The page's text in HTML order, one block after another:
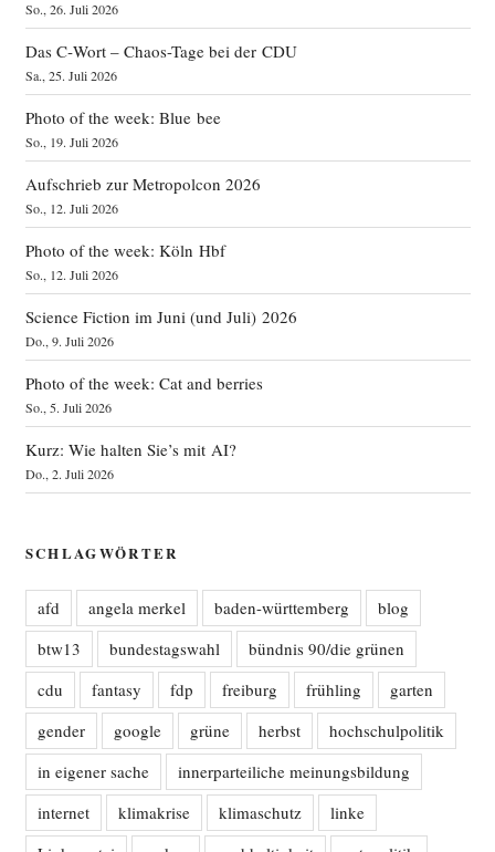
So., 26. Juli 2026
Das C‑Wort – Chaos-Tage bei der CDU
Sa., 25. Juli 2026
Photo of the week: Blue bee
So., 19. Juli 2026
Aufschrieb zur Metropolcon 2026
So., 12. Juli 2026
Photo of the week: Köln Hbf
So., 12. Juli 2026
Science Fiction im Juni (und Juli) 2026
Do., 9. Juli 2026
Photo of the week: Cat and berries
So., 5. Juli 2026
Kurz: Wie halten Sie’s mit AI?
Do., 2. Juli 2026
SCHLAGWÖRTER
afd angela merkel baden-württemberg
blog
btw13
bundestagswahl
bündnis 90/die grünen
cdu
fantasy fdp freiburg frühling
garten
gender
google grüne herbst
hochschulpolitik
in eigener sache
innerparteiliche meinungsbildung
internet
klimakrise klimaschutz
linke